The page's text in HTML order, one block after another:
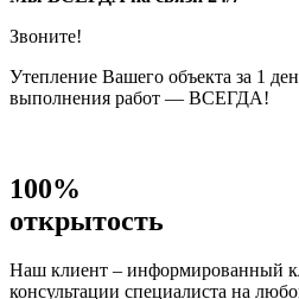
Звоните!
Утепление Вашего объекта за 1
выполнения работ — ВСЕГДА!
100%
открытость
Наш клиент – информированный
консультации специалиста на